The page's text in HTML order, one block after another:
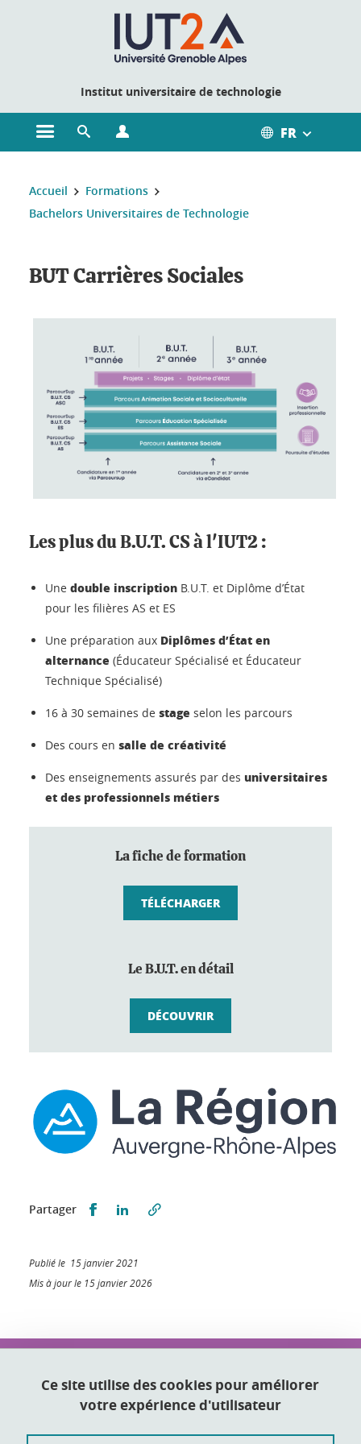
Institut universitaire de technologie
Ouvrir le menu principal
Ouvrir le moteur de recherche FR
Vous êtes ici :
Accueil
Formations
Bachelors Universitaires de Technologie
BUT Carrières Sociales
Les plus du B.U.T. CS à l'IUT2 :
Une double inscription B.U.T. et Diplôme d’État
pour les filières AS et ES
Une préparation aux Diplômes d’État en
alternance (Éducateur Spécialisé et Éducateur
Technique Spécialisé)
16 à 30 semaines de stage selon les parcours
Des cours en salle de créativité
Des enseignements assurés par des universitaires
et des professionnels métiers
La fiche de formation
TÉLÉCHARGER
Le B.U.T. en détail
DÉCOUVRIR
Partager Partager sur Facebook
Partager sur LinkedIn
Publié le 15 janvier 2021
Mis à jour le 15 janvier 2026
2 place Doyen Gosse
Ce site utilise des cookies pour améliorer
votre expérience d'utilisateur